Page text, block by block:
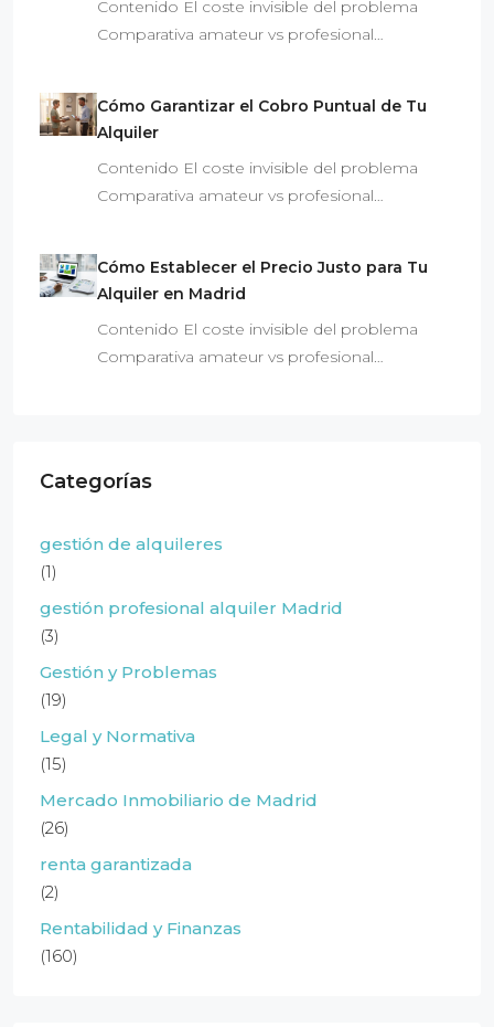
Contenido El coste invisible del problema
Comparativa amateur vs profesional…
Cómo Garantizar el Cobro Puntual de Tu
Alquiler
Contenido El coste invisible del problema
Comparativa amateur vs profesional…
Cómo Establecer el Precio Justo para Tu
Alquiler en Madrid
Contenido El coste invisible del problema
Comparativa amateur vs profesional…
Categorías
gestión de alquileres
(1)
gestión profesional alquiler Madrid
(3)
Gestión y Problemas
(19)
Legal y Normativa
(15)
Mercado Inmobiliario de Madrid
(26)
renta garantizada
(2)
Rentabilidad y Finanzas
(160)